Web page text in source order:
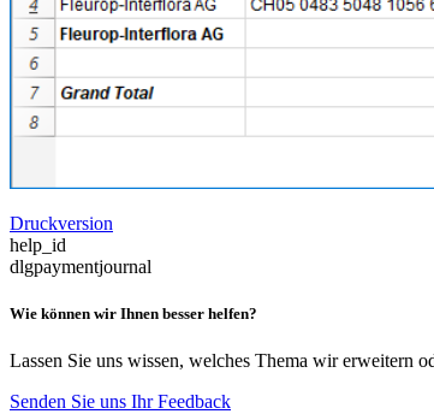
Druckversion
help_id
dlgpaymentjournal
Wie können wir Ihnen besser helfen?
Lassen Sie uns wissen, welches Thema wir erweitern
Senden Sie uns Ihr Feedback